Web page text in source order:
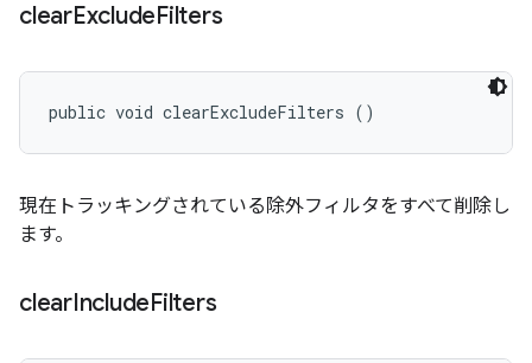
clearExcludeFilters
public void clearExcludeFilters ()
現在トラッキングされている除外フィルタをすべて削除し
ます。
clearIncludeFilters